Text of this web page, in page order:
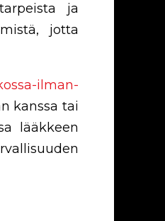
ja
jotta
ilman-
kanssa tai
lääkkeen